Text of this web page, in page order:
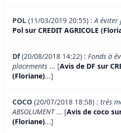
POL (11/03/2019 20:55) :A éviter
Pol sur CREDIT AGRICOLE
Df(20/08/2018 14:22) : Fonds à
placements ... [Avis de DF sur
(Floriane)...]
COCO (20/07/2018 18:58) : très
ABSOLUMENT... [Avis de coco sur
(Floriane)...]